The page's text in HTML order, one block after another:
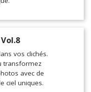
vos clichés.
transformez
avec de
ciel uniques.